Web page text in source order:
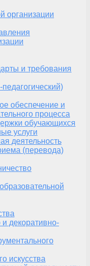
организации
и требования
обеспечение и
процесса
обучающихся
услуги
деятельность
(перевода)
и декоративно-
искусства